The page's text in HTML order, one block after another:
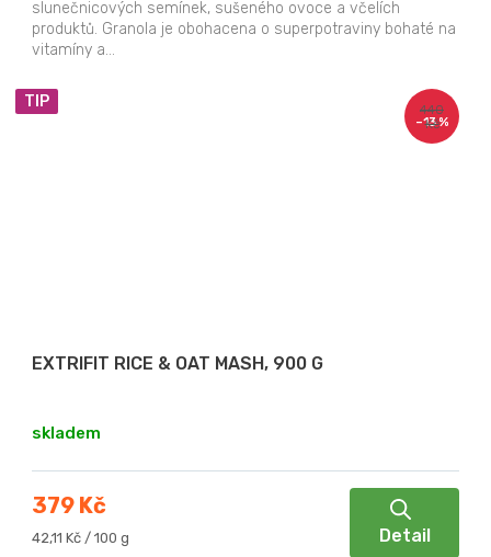
slunečnicových semínek, sušeného ovoce a včelích
produktů. Granola je obohacena o superpotraviny bohaté na
vitamíny a...
TIP
440
Kč
–13 %
EXTRIFIT RICE & OAT MASH, 900 G
skladem
379 Kč
Měrná
42,11 Kč / 100 g Detail